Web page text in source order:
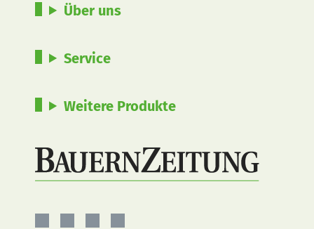
Über uns
Service
Weitere Produkte